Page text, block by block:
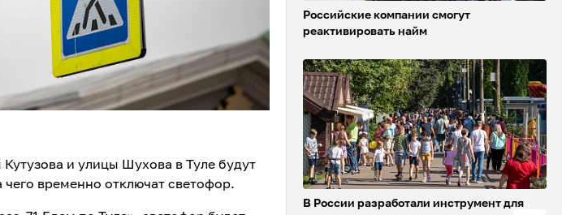
и улицы Шухова в Туле будут
временно отключат светофор.
Российские компании смогут
реактивировать найм
В России разработали инструмент для